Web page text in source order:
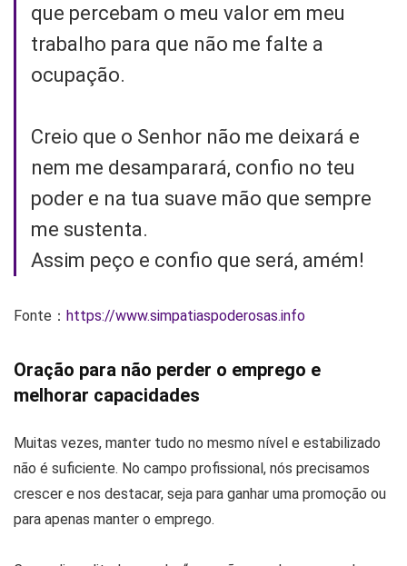
que percebam o meu valor em meu
trabalho para que não me falte a
ocupação.
Creio que o Senhor não me deixará e
nem me desamparará, confio no teu
poder e na tua suave mão que sempre
me sustenta.
Assim peço e confio que será, amém!
Fonte： https://www.simpatiaspoderosas.info
Oração para não perder o emprego e
melhorar capacidades
Muitas vezes, manter tudo no mesmo nível e estabilizado
não é suficiente. No campo profissional, nós precisamos
crescer e nos destacar, seja para ganhar uma promoção ou
para apenas manter o emprego.